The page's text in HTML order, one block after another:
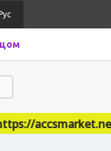
accsmarket.news